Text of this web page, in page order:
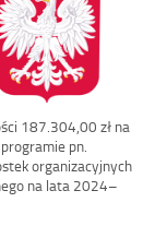
187.304,00 zł na
pn.
organizacyjnych
na lata 2024–